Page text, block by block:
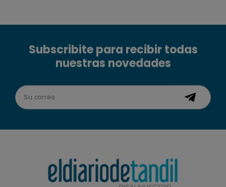
Subscribite para recibir todas
nuestras novedades